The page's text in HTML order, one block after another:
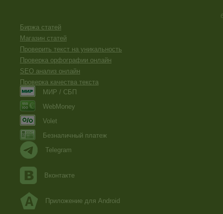
Биржа статей
Магазин статей
Проверить текст на уникальность
Проверка орфографии онлайн
SEO анализ онлайн
Проверка качества текста
МИР / СБП
WebMoney
Volet
Безналичный платеж
Telegram
Вконтакте
Приложение для Android